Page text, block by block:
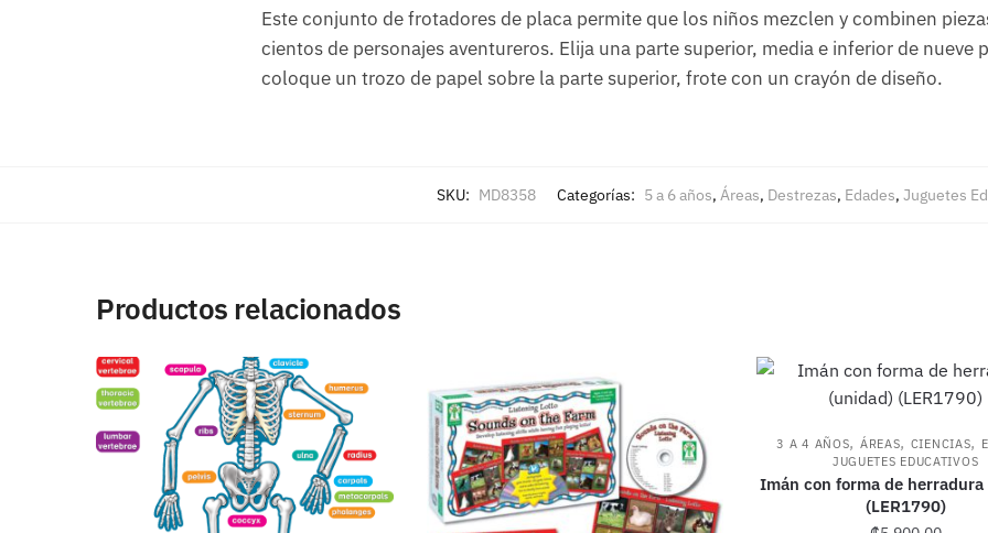
Este conjunto de frotadores de placa permite que los niños mezclen y combinen
cientos de personajes aventureros. Elija una parte superior, media e inferior de nueve
coloque un trozo de papel sobre la parte superior, frote con un crayón de diseño.
SKU: MD8358 Categorías: 5 a 6 años, Áreas, Destrezas, Edades, Juguetes
Productos relacionados
3 A 4 AÑOS, ÁREAS, CIENCIAS,
JUGUETES EDUCATIVOS
Imán con forma de
(LER1790)